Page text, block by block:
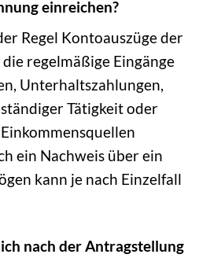
einreichen?
Regel Kontoauszüge der
regelmäßige Eingänge
Unterhaltszahlungen,
Tätigkeit oder
ein Nachweis über ein
kann je nach Einzelfall
nach der Antragstellung